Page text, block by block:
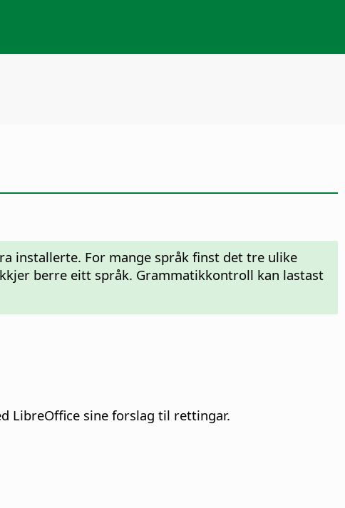
installerte. For mange språk finst det tre ulike
berre eitt språk. Grammatikkontroll kan lastast
LibreOffice sine forslag til rettingar.